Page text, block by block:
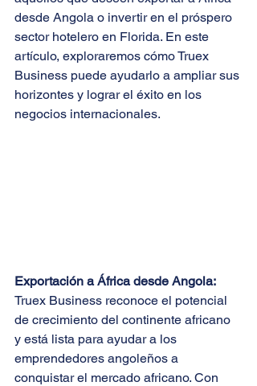
desde Angola o invertir en el próspero
sector hotelero en Florida. En este
artículo, exploraremos cómo Truex
Business puede ayudarlo a ampliar sus
horizontes y lograr el éxito en los
negocios internacionales.
Exportación a África desde Angola:
Truex Business reconoce el potencial
de crecimiento del continente africano
y está lista para ayudar a los
emprendedores angoleños a
conquistar el mercado africano. Con